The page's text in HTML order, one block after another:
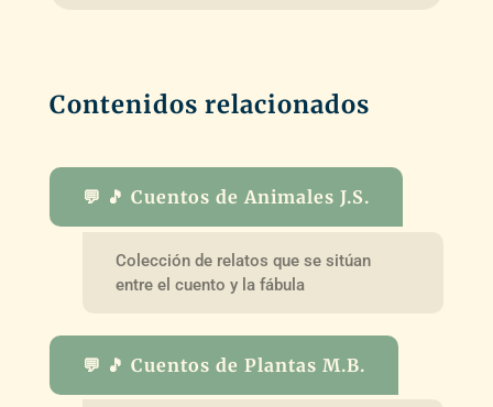
Contenidos relacionados
💬 🎵 Cuentos de Animales J.S.
Colección de relatos que se sitúan
entre el cuento y la fábula
💬 🎵 Cuentos de Plantas M.B.